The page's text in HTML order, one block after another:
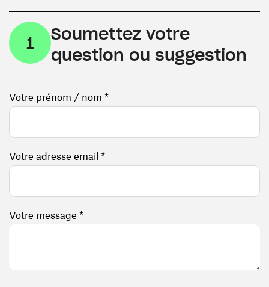
1
Soumettez votre
question ou suggestion
Votre prénom / nom *
Votre adresse email *
Votre message *